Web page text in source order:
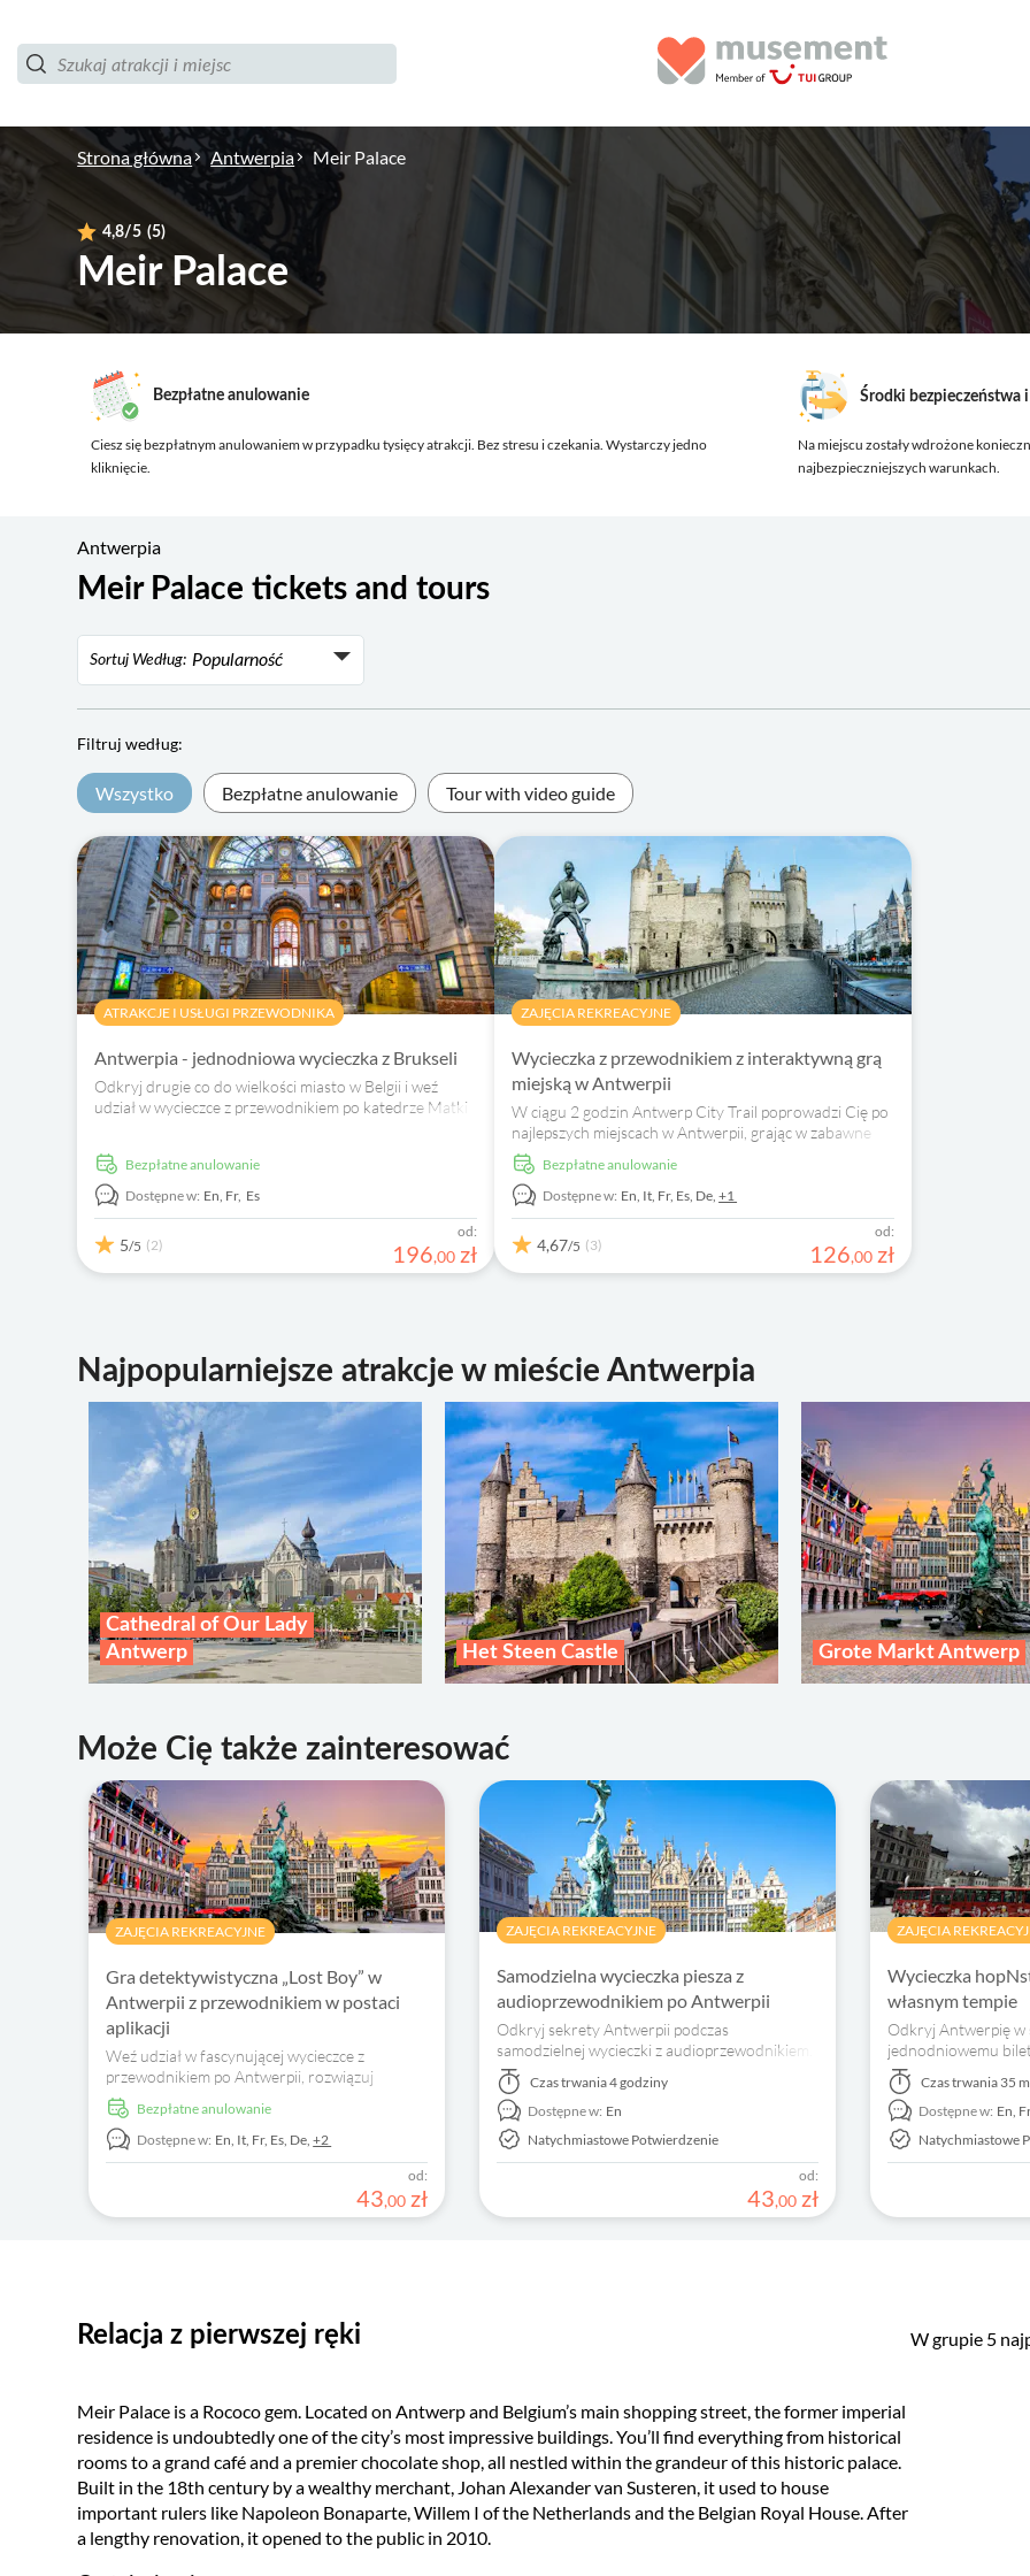
Strona główna Antwerpia Meir Palace
4,8/5 (5)
Meir Palace
Bezpłatne anulowanie
Ciesz się bezpłatnym anulowaniem w przypadku tysięcy atrakcji. Bez stresu i czekania. Wystarczy jedno
kliknięcie.
Środki bezpieczeństwa
Na miejscu zostały wdrożone
najbezpieczniejszych warunkach.
Antwerpia
Meir Palace tickets and tours
Sortuj Według: Popularność
Najniższa cena
Najwyższa cena
Filtruj według:
Wszystko Bezpłatne anulowanie Tour with video guide
ATRAKCJE I USŁUGI PRZEWODNIKA
Antwerpia - jednodniowa wycieczka z Brukseli
Odkryj drugie co do wielkości miasto w Belgii i weź
udział w wycieczce z przewodnikiem po katedrze Matki
Bezpłatne anulowanie
Dostępne w: En, Fr, Es
5/5 (2)
od:
196,00 zł
ZAJĘCIA REKREACYJNE
Wycieczka z przewodnikiem z interaktywną grą
miejską w Antwerpii
W ciągu 2 godzin Antwerp City Trail poprowadzi Cię po
najlepszych miejscach w Antwerpii, grając w zabawne
zagadki i zadania na smartfonie.
Bezpłatne anulowanie
Dostępne w: En, It, Fr, Es, De,+1
4,67/5 (3)
od:
126,00 zł
Najpopularniejsze atrakcje w mieście Antwerpia
Cathedral of Our Lady
Antwerp
Het Steen Castle Grote Markt Antwerp
Może Cię także zainteresować
ZAJĘCIA REKREACYJNE
Gra detektywistyczna „Lost Boy” w
Antwerpii z przewodnikiem w postaci
aplikacji
Weź udział w fascynującej wycieczce z
przewodnikiem po Antwerpii, rozwiązuj
zagadki i pomóż zagubionemu chłopcu znaleźć
drogę do domu. Odkryj bogatą historię miasta
i jego najważniejsze atrakcje.
Bezpłatne anulowanie
Dostępne w: En, It, Fr, Es, De,+2
od:
43,00 zł
ZAJĘCIA REKREACYJNE
Samodzielna wycieczka piesza z
audioprzewodnikiem po Antwerpii
Odkryj sekrety Antwerpii podczas
samodzielnej wycieczki z audioprzewodnikiem.
Odwiedź Główny Dworzec Kolejowy, zoo,
Dom Rubensa, ratusz i wiele innych miejsc.
Czas trwania4 godziny
Dostępne w: En
Natychmiastowe Potwierdzenie
od:
43,00 zł
ZAJĘCIA
Wycieczka
własnym tempie
Odkryj Antwerpię w
jednodniowemu
Odwiedź Grote
browar De Koninck.
Czas trwania 35
Dostępne w: En,
Natychmiastowe
Relacja z pierwszej ręki
Meir Palace is a Rococo gem. Located on Antwerp and Belgium’s main shopping street, the former imperial
residence is undoubtedly one of the city’s most impressive buildings. You’ll find everything from historical
rooms to a grand café and a premier chocolate shop, all nestled within the grandeur of this historic palace.
Built in the 18th century by a wealthy merchant, Johan Alexander van Susteren, it used to house
important rulers like Napoleon Bonaparte, Willem I of the Netherlands and the Belgian Royal House. After
a lengthy renovation, it opened to the public in 2010.
W grupie 5